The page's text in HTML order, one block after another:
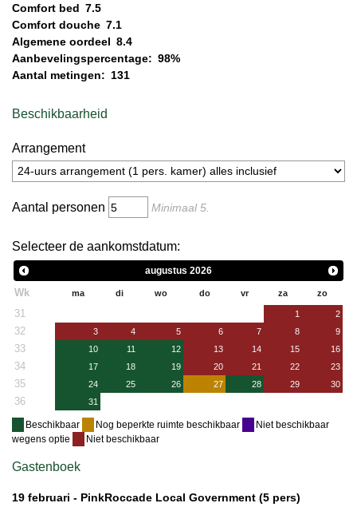
Comfort bed 7.5
Comfort douche 7.1
Algemene oordeel 8.4
Aanbevelingspercentage: 98%
Aantal metingen: 131
Beschikbaarheid
Arrangement
Aantal personen Minimaal5
Selecteer de aankomstdatum:
augustus 2026
Wk ma di wo do vr za zo
31 1 2
32 3 4 5 6 7 8 9
33 10 11 12 13 14 15 16
34 17 18 19 20 21 22 23
35 24 25 26 27 28 29 30
36 31
Beschikbaar Nog beperkte ruimte beschikbaar
Niet beschikbaar
wegens optie
Niet beschikbaar
Gastenboek
19 februari - PinkRoccade Local Government (5 pers)